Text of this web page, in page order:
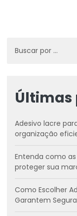
Últimas
Adesivo lacre
organização
Entenda como
proteger sua
Como Escolher
Garantem